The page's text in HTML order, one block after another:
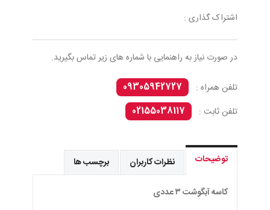
اشتراک گذاری :
در صورت نیاز به راهنمایی با شماره های زیر تماس بگیرید.
تلفن همراه :
09305942727
تلفن ثابت :
02155038117
توضیحات نظرات کاربران برچسب ها
كاسه آبگوشت ٣ عددى